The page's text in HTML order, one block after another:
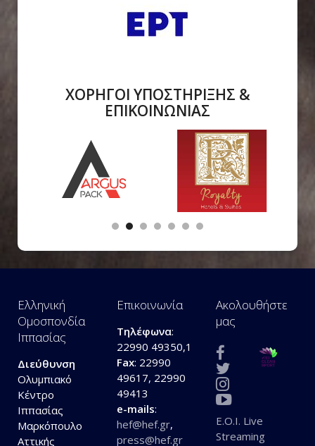
ΧΟΡΗΓΟΙ ΥΠΟΣΤΗΡΙΞΗΣ &
ΕΠΙΚΟΙΝΩΝΙΑΣ
Ελληνική
Ομοσπονδία
Ιππασίας
Διεύθυνση
Ολυμπιακό
Κέντρο
Ιππασίας
Μαρκόπουλο
Αττικής
Επικοινωνία
Τηλέφωνα:
22990 49350,1
Fax: 22990
49617, 22990
49413
e-mails:
hef@hef.gr,
press@hef.gr
Ακολουθήστε
μας
E.O.I. Live
Streaming